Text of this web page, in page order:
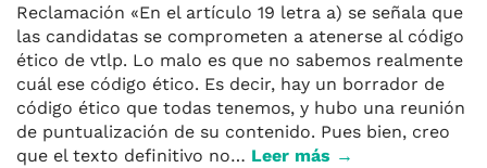
Reclamación «En el artículo 19 letra a) se señala que
las candidatas se comprometen a atenerse al código
ético de vtlp. Lo malo es que no sabemos realmente
cuál ese código ético. Es decir, hay un borrador de
código ético que todas tenemos, y hubo una reunión
de puntualización de su contenido. Pues bien, creo
que el texto definitivo no… Leer más →